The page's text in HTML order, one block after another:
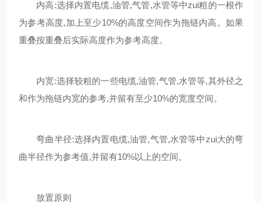
内高:选择内置电缆,油管,气管,水管等中zui粗的一根作
为参考高度,加上至少10%的高度空间作为拖链内高。如果
重叠按重叠后实际高度作为参考高度。
内宽:选择较粗的一些电缆,油管,气管,水管等,其外径之
和作为拖链内宽的参考,并留有至少10%的宽度空间。
弯曲半径:选择内置电缆,油管,气管,水管等中zui大的弯
曲半径作为参考值,并留有10%以上的空间。
放置原则